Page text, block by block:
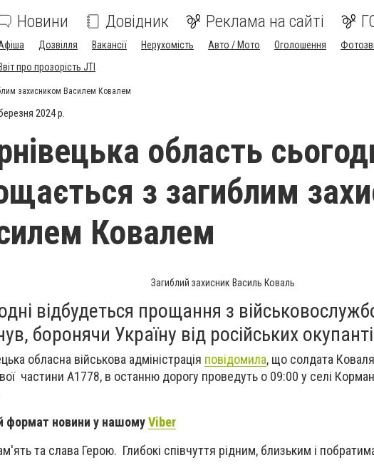
Новини Довідник Реклама на сайті
Дозвілля Вакансії Нерухомість Авто / Мото Оголошення
про прозорість JTI
захисником Василем Ковалем
2024 р.
область
з загиблим
Ковалем
Загиблий захисник Василь Коваль
відбудеться прощання з
боронячи Україну від російських
обласна військова адміністрація повідомила, що солдата
частини А1778, в останню дорогу проведуть о 09:00 у селі
формат новини у нашомуViber
та слава Герою. Глибокі співчуття рідним, близьким і